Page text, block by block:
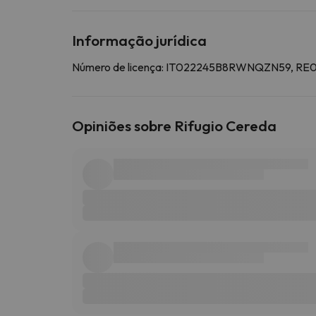
Informação jurídica
Número de licença: IT022245B8RWNQZN59,
Opiniões sobre Rifugio Cereda